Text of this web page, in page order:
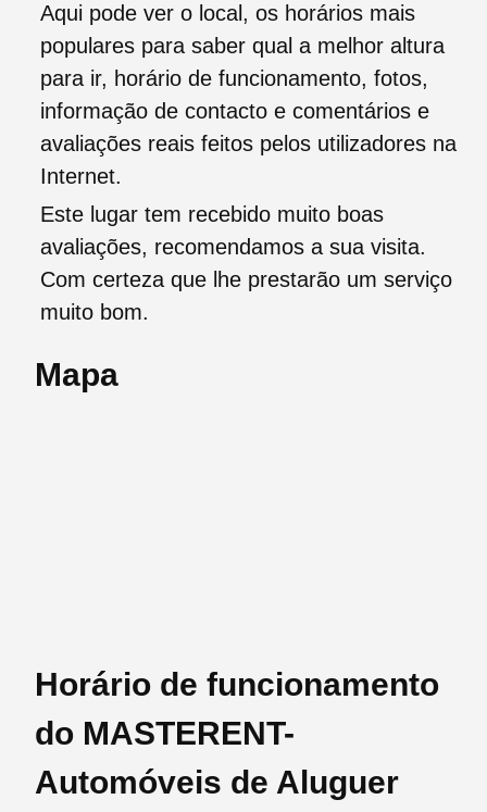
Aqui pode ver o local, os horários mais
populares para saber qual a melhor altura
para ir, horário de funcionamento, fotos,
informação de contacto e comentários e
avaliações reais feitos pelos utilizadores na
Internet.
Este lugar tem recebido muito boas
avaliações, recomendamos a sua visita.
Com certeza que lhe prestarão um serviço
muito bom.
Mapa
Horário de funcionamento
do MASTERENT-
Automóveis de Aluguer